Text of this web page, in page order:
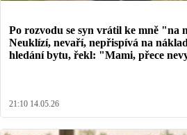
Po rozvodu se syn vrátil ke mně "na
Neuklízí, nevaří, nepřispívá na
hledání bytu, řekl: "Mami, přece
21:10 14.05.26